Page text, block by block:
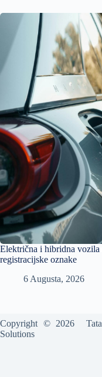
Električna i hibridna
registracijske oznake
6 Augusta, 2026
Copyright © 2026
Solutions